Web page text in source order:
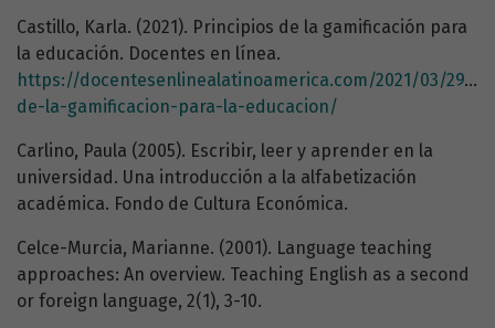
Castillo, Karla. (2021). Principios de la gamificación para
la educación. Docentes en línea.
https://docentesenlinealatinoamerica.com/2021/03/29/
de-la-gamificacion-para-la-educacion/
Carlino, Paula (2005). Escribir, leer y aprender en la
universidad. Una introducción a la alfabetización
académica. Fondo de Cultura Económica.
Celce-Murcia, Marianne. (2001). Language teaching
approaches: An overview. Teaching English as a second
or foreign language, 2(1), 3-10.